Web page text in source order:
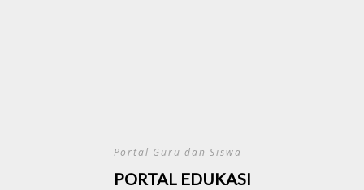
Portal Guru dan Siswa
PORTAL EDUKASI